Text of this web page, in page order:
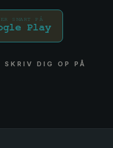
SNART PÅ
Play
SKRIV DIG OP PÅ